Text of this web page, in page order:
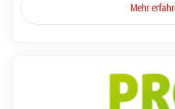
Mehr